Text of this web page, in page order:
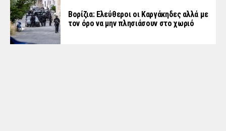
Βορίζια: Ελεύθεροι οι Καργάκηδες αλλά με
τον όρο να μην πλησιάσουν στο χωριό